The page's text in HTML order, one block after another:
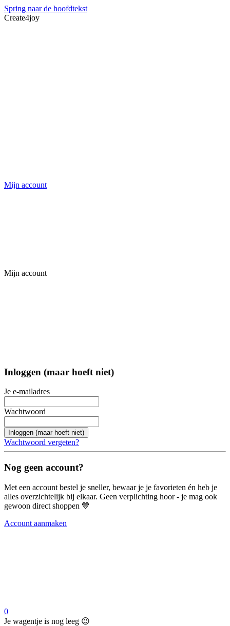
Spring naar de hoofdtekst
Create4joy
Mijn account
Mijn account
Inloggen (maar hoeft niet)
Je e-mailadres
Wachtwoord
Inloggen (maar hoeft niet)
Wachtwoord vergeten?
Nog geen account?
Met een account bestel je sneller, bewaar je je favorieten én heb je
alles overzichtelijk bij elkaar. Geen verplichting hoor - je mag ook
gewoon direct shoppen 🤎
Account aanmaken
0
Je wagentje is nog leeg 😉